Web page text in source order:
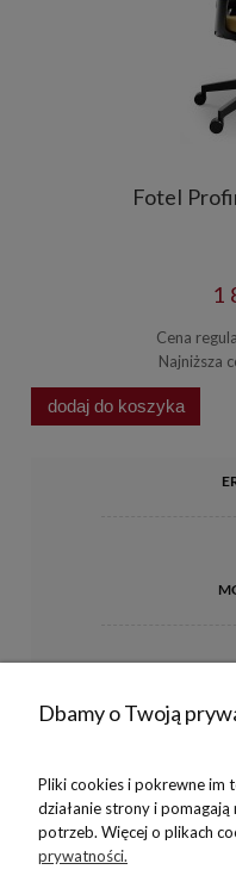
Fotel
1
Cena
Najniższa
dodaj do koszyka
Dbamy o Twoją
Pliki cookies i pokrewne im
działanie strony i
potrzeb. Więcej o plikach
prywatności.